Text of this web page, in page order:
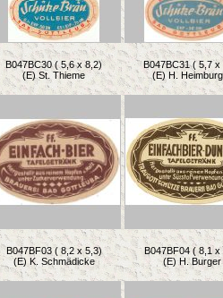
B047BC30 ( 5,6 x 8,2)
(E) St. Thieme
B047BC31 ( 5,7 x
(E) H.
B047BF03 ( 8,2 x 5,3)
(E) K. Schmädicke
B047BF04 ( 8,1 x
(E) H. Burger